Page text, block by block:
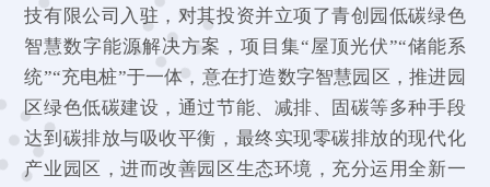
技有限公司入驻，对其投资并立项了青创园低碳绿色
智慧数字能源解决方案，项目集“屋顶光伏”“储能系
统”“充电桩”于一体，意在打造数字智慧园区，推进园
区绿色低碳建设，通过节能、减排、固碳等多种手段
达到碳排放与吸收平衡，最终实现零碳排放的现代化
产业园区，进而改善园区生态环境，充分运用全新一